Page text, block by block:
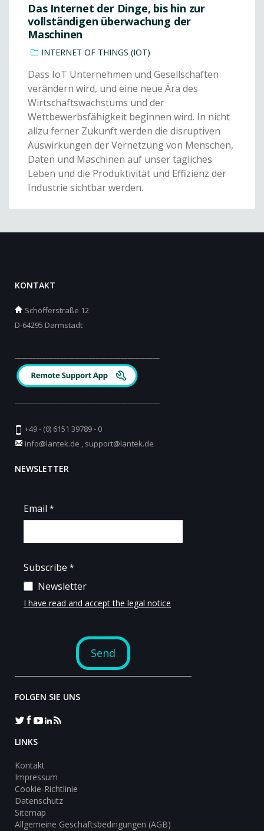
Das Internet der Dinge, bis hin zur
vollständigen überwachung der
Maschinen
INTERNET OF THINGS (IOT)
Dass IoT Unternehmen und Gesellschaften
verändern wird, und eine neue Ära des
Wirtschaftswachstums und der
Wettbewerbsfähigkeit beginnen wird. In nicht
allzu ferner Zukunft werden die disruptiven
Auswirkungen der Vernetzung von Menschen,
Daten und Maschinen auf unser tägliches
Leben und die Produktivität und Effizienz der
Industrie sichtbar werden.
KONTAKT
Schöfferstraße 12
D-64295 Darmstadt
+49 - (0) 6151 39789 - 0
info@lantek.de , support@lantek.de
NEWSLETTER
FOLGEN SIE UNS
LINKS
Kontakt
Impressum
Cookie-Richtlinie
Datenschutz
Sitemap
Allgemeine Geschäftsbedingungen (AGB)